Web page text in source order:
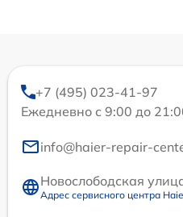
+7 (495) 023-41-97
Ежедневно с 9:00 до
info@haier-repair-
Новослободская
Адрес сервисного центра